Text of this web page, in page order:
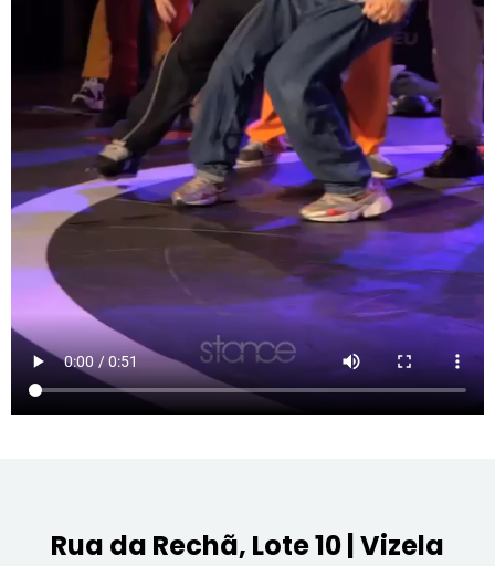
Rua da Rechã, Lote 10 | Vizela